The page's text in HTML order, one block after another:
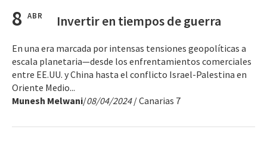
8 ABR Invertir en tiempos de guerra
En una era marcada por intensas tensiones geopolíticas a
escala planetaria—desde los enfrentamientos comerciales
entre EE.UU. y China hasta el conflicto Israel-Palestina en
Oriente Medio...
Munesh Melwani/08/04/2024/ Canarias 7